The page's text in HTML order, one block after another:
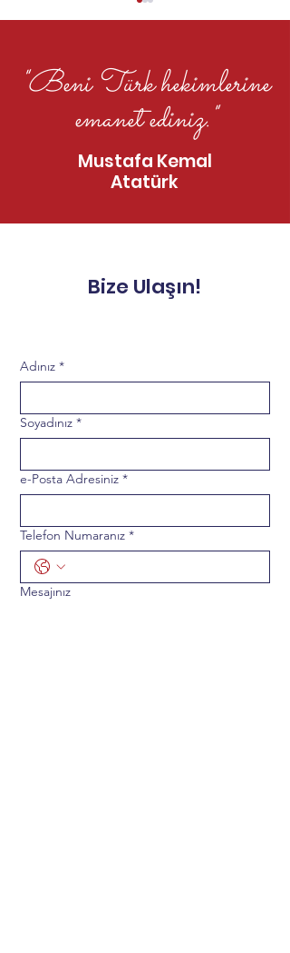
VIII. Hematoloji Eğitim
ve Araştırma
"Beni Türk hekimlerine
emanet ediniz."
Mustafa Kemal
Atatürk
Bize Ulaşın!
Adınız *
Soyadınız *
e-Posta Adresiniz *
Telefon Numaranız *
Mesajınız